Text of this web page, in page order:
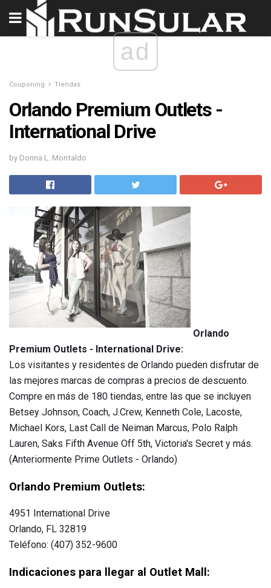
ad
Couponing Tiendas
Orlando Premium Outlets -
International Drive
by Donna L. Montaldo
Orlando
Premium Outlets - International Drive:
Los visitantes y residentes de Orlando pueden disfrutar de
las mejores marcas de compras a precios de descuento.
Compre en más de 180 tiendas, entre las que se incluyen
Betsey Johnson, Coach, J.Crew, Kenneth Cole, Lacoste,
Michael Kors, Last Call de Neiman Marcus, Polo Ralph
Lauren, Saks Fifth Avenue Off 5th, Victoria's Secret y más.
(Anteriormente Prime Outlets - Orlando)
Orlando Premium Outlets:
4951 International Drive
Orlando, FL 32819
Teléfono: (407) 352-9600
Indicaciones para llegar al Outlet Mall: